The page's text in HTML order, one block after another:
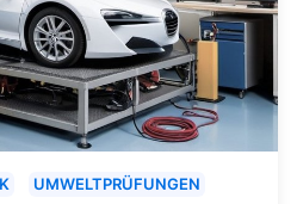
UMWELTPRÜFUNGEN